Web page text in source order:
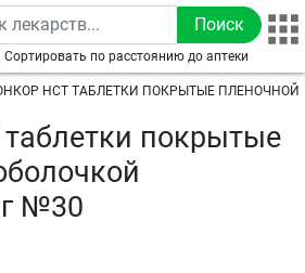
Сортировать по расстоянию до аптеки
НСТ ТАБЛЕТКИ ПОКРЫТЫЕ ПЛЕНОЧНОЙ
покрытые
№30